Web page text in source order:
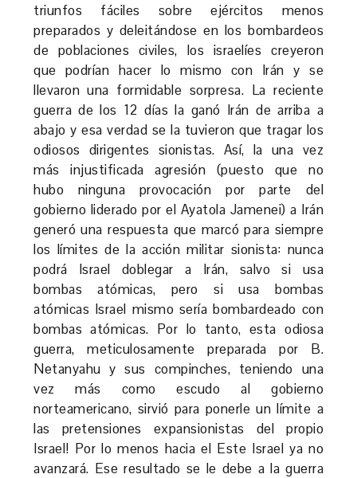
triunfos fáciles sobre ejércitos menos
preparados y deleitándose en los bombardeos
de poblaciones civiles, los israelíes creyeron
que podrían hacer lo mismo con Irán y se
llevaron una formidable sorpresa. La reciente
guerra de los 12 días la ganó Irán de arriba a
abajo y esa verdad se la tuvieron que tragar los
odiosos dirigentes sionistas. Así, la una vez
más injustificada agresión (puesto que no
hubo ninguna provocación por parte del
gobierno liderado por el Ayatola Jamenei) a Irán
generó una respuesta que marcó para siempre
los límites de la acción militar sionista: nunca
podrá Israel doblegar a Irán, salvo si usa
bombas atómicas, pero si usa bombas
atómicas Israel mismo sería bombardeado con
bombas atómicas. Por lo tanto, esta odiosa
guerra, meticulosamente preparada por B.
Netanyahu y sus compinches, teniendo una
vez más como escudo al gobierno
norteamericano, sirvió para ponerle un límite a
las pretensiones expansionistas del propio
Israel! Por lo menos hacia el Este Israel ya no
avanzará. Ese resultado se le debe a la guerra